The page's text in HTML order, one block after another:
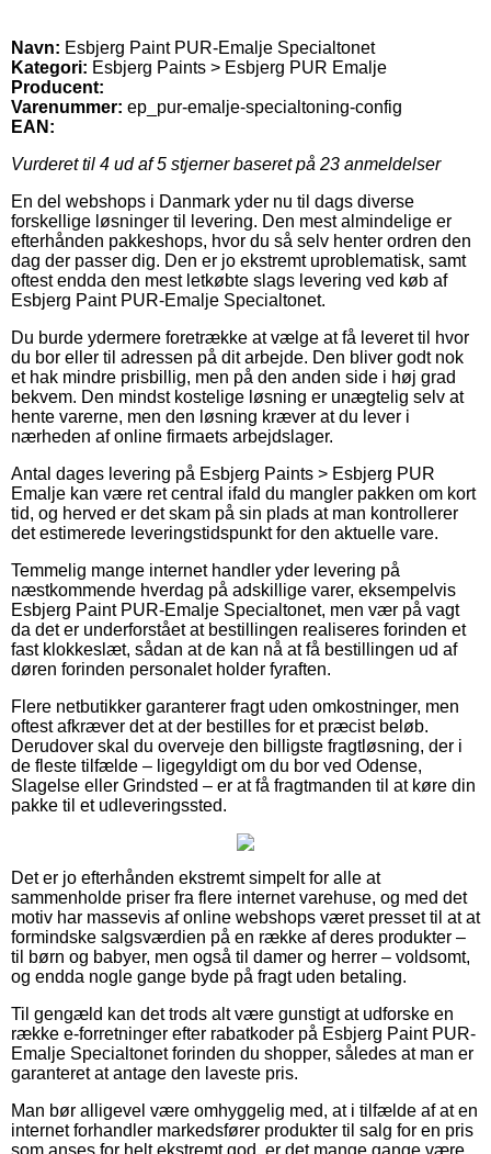
Navn: Esbjerg Paint PUR-Emalje Specialtonet
Kategori: Esbjerg Paints > Esbjerg PUR Emalje
Producent:
Varenummer: ep_pur-emalje-specialtoning-config
EAN:
Vurderet til 4 ud af 5 stjerner baseret på 23 anmeldelser
En del webshops i Danmark yder nu til dags diverse
forskellige løsninger til levering. Den mest almindelige er
efterhånden pakkeshops, hvor du så selv henter ordren den
dag der passer dig. Den er jo ekstremt uproblematisk, samt
oftest endda den mest letkøbte slags levering ved køb af
Esbjerg Paint PUR-Emalje Specialtonet.
Du burde ydermere foretrække at vælge at få leveret til hvor
du bor eller til adressen på dit arbejde. Den bliver godt nok
et hak mindre prisbillig, men på den anden side i høj grad
bekvem. Den mindst kostelige løsning er unægtelig selv at
hente varerne, men den løsning kræver at du lever i
nærheden af online firmaets arbejdslager.
Antal dages levering på Esbjerg Paints > Esbjerg PUR
Emalje kan være ret central ifald du mangler pakken om kort
tid, og herved er det skam på sin plads at man kontrollerer
det estimerede leveringstidspunkt for den aktuelle vare.
Temmelig mange internet handler yder levering på
næstkommende hverdag på adskillige varer, eksempelvis
Esbjerg Paint PUR-Emalje Specialtonet, men vær på vagt
da det er underforstået at bestillingen realiseres forinden et
fast klokkeslæt, sådan at de kan nå at få bestillingen ud af
døren forinden personalet holder fyraften.
Flere netbutikker garanterer fragt uden omkostninger, men
oftest afkræver det at der bestilles for et præcist beløb.
Derudover skal du overveje den billigste fragtløsning, der i
de fleste tilfælde – ligegyldigt om du bor ved Odense,
Slagelse eller Grindsted – er at få fragtmanden til at køre din
pakke til et udleveringssted.
Det er jo efterhånden ekstremt simpelt for alle at
sammenholde priser fra flere internet varehuse, og med det
motiv har massevis af online webshops været presset til at at
formindske salgsværdien på en række af deres produkter –
til børn og babyer, men også til damer og herrer – voldsomt,
og endda nogle gange byde på fragt uden betaling.
Til gengæld kan det trods alt være gunstigt at udforske en
række e-forretninger efter rabatkoder på Esbjerg Paint PUR-
Emalje Specialtonet forinden du shopper, således at man er
garanteret at antage den laveste pris.
Man bør alligevel være omhyggelig med, at i tilfælde af at en
internet forhandler markedsfører produkter til salg for en pris
som anses for helt ekstremt god, er det mange gange være